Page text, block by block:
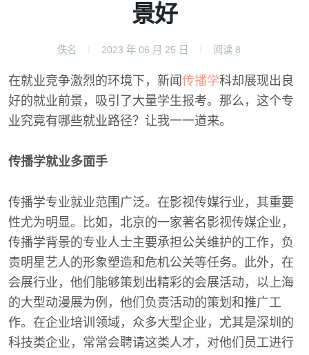
景好
佚名 2023 年 06 月 25 日 阅读 8
在就业竞争激烈的环境下，新闻 传播学科却展现出良
好的就业前景，吸引了大量学生报考。那么，这个专
业究竟有哪些就业路径？让我一一道来。
传播学就业多面手
传播学专业就业范围广泛。在影视传媒行业，其重要
性尤为明显。比如，北京的一家著名影视传媒企业，
传播学背景的专业人士主要承担公关维护的工作，负
责明星艺人的形象塑造和危机公关等任务。此外，在
会展行业，他们能够策划出精彩的会展活动，以上海
的大型动漫展为例，他们负责活动的策划和推广工
作。在企业培训领域，众多大型企业，尤其是深圳的
科技类企业，常常会聘请这类人才，对他们员工进行